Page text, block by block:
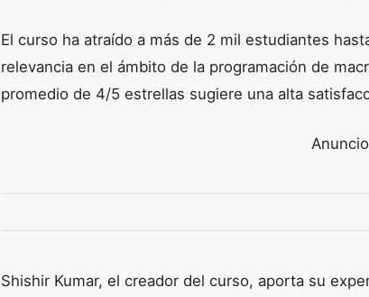
El curso ha atraído a más de 2 mil estudiantes
relevancia en el ámbito de la programación de
promedio de 4/5 estrellas sugiere una alta
Shishir Kumar, el creador del curso, aporta su